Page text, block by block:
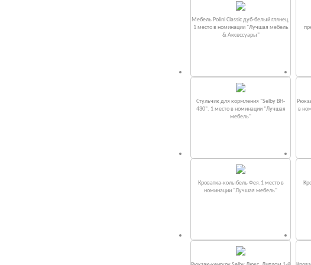
Мебель Polini Classic дуб-белый глянец.
1 место в номинации "Лучшая мебель
& Аксессуары"
Стульчик для кормления "Selby BH-
430". 1 место в номинации "Лучшая
мебель"
в
Кроватка-колыбель Фея.1 место в
номинации "Лучшая мебель"